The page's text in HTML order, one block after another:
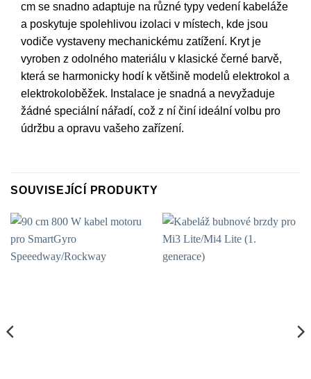
cm se snadno adaptuje na různé typy vedení kabeláže
a poskytuje spolehlivou izolaci v místech, kde jsou
vodiče vystaveny mechanickému zatížení. Kryt je
vyroben z odolného materiálu v klasické černé barvě,
která se harmonicky hodí k většině modelů elektrokol a
elektrokoloběžek. Instalace je snadná a nevyžaduje
žádné speciální nářadí, což z ní činí ideální volbu pro
údržbu a opravu vašeho zařízení.
SOUVISEJÍCÍ PRODUKTY